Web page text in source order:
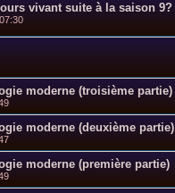
vivant suite à la saison 9?
moderne (troisième partie)
moderne (deuxième partie)
moderne (première partie)